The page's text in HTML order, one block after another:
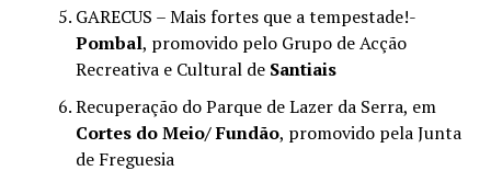
GARECUS – Mais fortes que a tempestade!-
Pombal, promovido pelo Grupo de Acção
Recreativa e Cultural deSantiais
Recuperação do Parque de Lazer da Serra, em
Cortes do Meio/ Fundão, promovido pela Junta
de Freguesia